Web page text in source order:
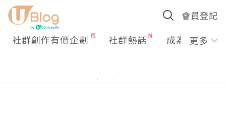
會員登記
社群創作有價企劃 社群熱話 成為U更多